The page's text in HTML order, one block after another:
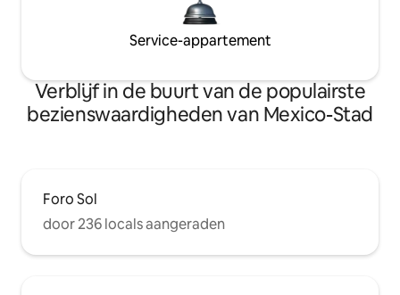
Service-appartement
Verblijf in de buurt van de populairste
bezienswaardigheden van Mexico-Stad
Foro Sol
door 236 locals aangeraden